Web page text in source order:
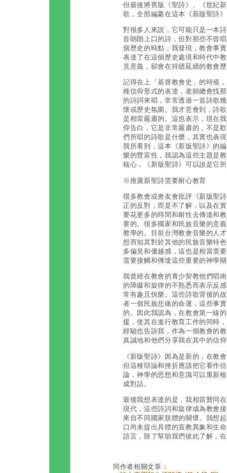
但最後將舊版《聖詩》、《世紀
歌，全部編纂在這本《新版聖詩
對很多人來說，它可能只是一本
首朗朗上口的詩，但對那些不曾
個歷史的時點，我發現，教會事
表達了在這個歷史處境和時代中
見意義，卻會在持續延續的教會
記得在上「基督教會史」的時候
種信仰形式的表達，老師總會找
的詩詞來唱，常常透過一首詩歌
懷或歷史氛圍。我才意會到，詩
是相當嚴肅的。這也表示，現在
仰告白，它是非常嚴肅的，不是
們所唱的詩歌是什麼，其實也表
我所看到，這本《新版聖詩》的
樂的豐富性，我認為這些主題是
核心，《新版聖詩》可以說是它
※推廣新聖詩需要耐心教育
很多教會或會友會批評《新版聖
正的反對，而是不了解，以及在
要花更多的時間和耐性去傳達和
要的。很多國家和民族音樂的意
教學的。目前台灣教會音樂的人
想而知其對於其他的民族音樂特
多偏見和優越感，這也是相當需
需要接觸和傳達這些重要的神學
我曾經在教會的青少契教他們唱
的障礙和旋律的不熟悉而表示反
常有趣且快樂。這些詩歌背後的
者一個民族悲痛的命運，這些事
的。因此我認為，在教會第一線
援，使其在進行教育工作的同時
經驗也告訴我，作為一個教會的
真誠地和他們分享我在其中的信
《新版聖詩》因為是新的，在教
但這種辯論和挫折應該把它看作
論，神學的思想和意識可以重新
成對話。
最後我想表達的是，我相當贊同
現代，這些詩詞和旋律成為教會
來自不同國家肢體的關懷。我想
口尚未提出具體的宣教異象和生
語言，除了幫助我們彼此了解，
同作者相關文章：